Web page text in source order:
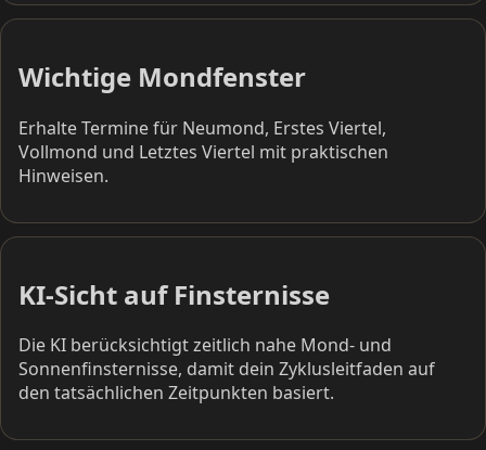
Wichtige Mondfenster
Erhalte Termine für Neumond, Erstes Viertel,
Vollmond und Letztes Viertel mit praktischen
Hinweisen.
KI-Sicht auf Finsternisse
Die KI berücksichtigt zeitlich nahe Mond- und
Sonnenfinsternisse, damit dein Zyklusleitfaden auf
den tatsächlichen Zeitpunkten basiert.